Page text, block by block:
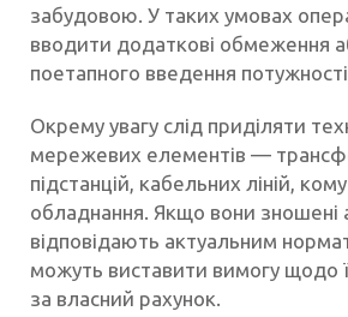
забудовою. У таких умовах
вводити додаткові обмеження
поетапного введення
Окрему увагу слід приділяти
мережевих елементів —
підстанцій, кабельних ліній,
обладнання. Якщо вони зношені
відповідають актуальним
можуть виставити вимогу щодо
за власний рахунок.